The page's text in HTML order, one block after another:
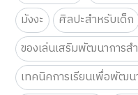
มังงะ
ศิลปะสำหรับเด็ก
ของเล่นเสริมพัฒนาการส
เทคนิคการเรียนเพื่อพัฒน